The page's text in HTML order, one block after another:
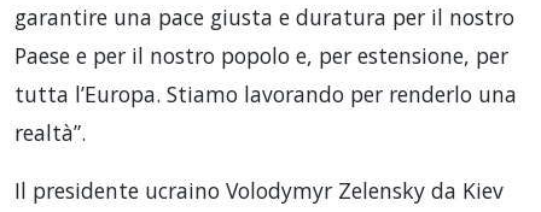
garantire una pace giusta e duratura per il nostro
Paese e per il nostro popolo e, per estensione, per
tutta l’Europa. Stiamo lavorando per renderlo una
realtà”.
Il presidente ucraino Volodymyr Zelensky da Kiev